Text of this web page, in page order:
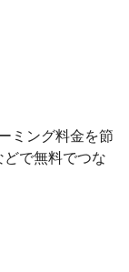
ミング料金を節
で無料でつな